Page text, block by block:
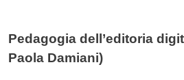
Pedagogia dell’editoria
Paola Damiani)